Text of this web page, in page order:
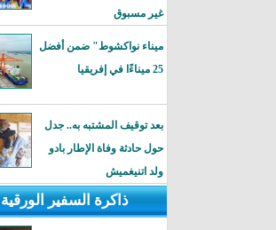
غير مسبوق
ميناء نواكشوط" ضمن أفضل
25 ميناءًا في إفريقيا
بعد توقيف المشتبه به.. جدل
حول حادثة وفاة الإطار بادو
ولد اتنيغميش
ذاكرة السفير الورقية